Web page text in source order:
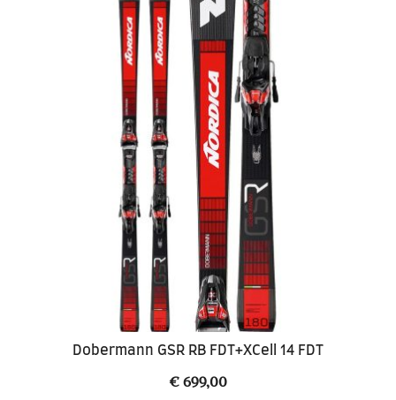
€ 390,00.€ 299,00.
Dobermann GSR RB FDT+XCell 14 FDT
€ 699,00